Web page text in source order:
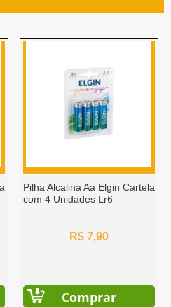
Pilha Alcalina Aa Elgin Cartela
com 4 Unidades Lr6
R$ 7,90
Comprar